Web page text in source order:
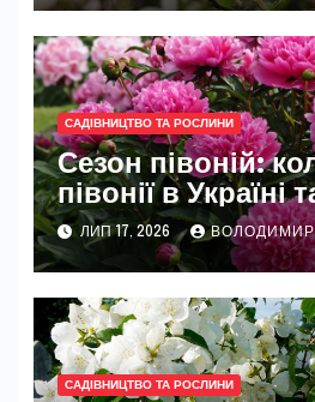
САДІВНИЦТВО ТА РОСЛИНИ
Сезон півоній:
півонії в Україні
розкрити їхню
ЛИП 17, 2026
САДІВНИЦТВО ТА РОСЛИНИ